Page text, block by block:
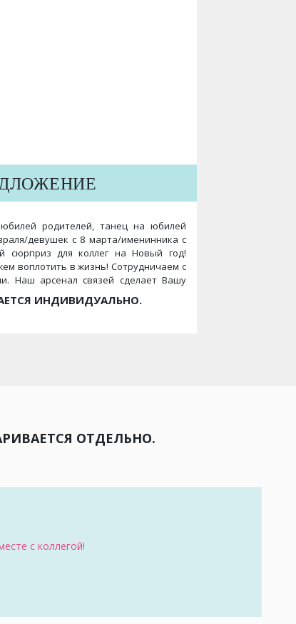
родителей, танец на юбилей
девушек с 8 марта/именинника с
сюрприз для коллег на Новый год!
воплотить в жизнь! Сотрудничаем с
Наш арсенал связей сделает Вашу
ИНДИВИДУАЛЬНО.
ОТДЕЛЬНО.
с коллегой!